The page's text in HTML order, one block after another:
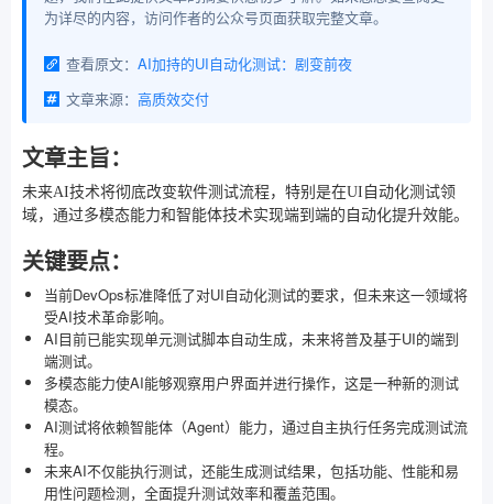
为详尽的内容，访问作者的公众号页面获取完整文章。
查看原文： AI加持的UI自动化测试：剧变前夜
文章来源： 高质效交付
文章主旨：
未来AI技术将彻底改变软件测试流程，特别是在UI自动化测试领
域，通过多模态能力和智能体技术实现端到端的自动化提升效能。
关键要点：
当前DevOps标准降低了对UI自动化测试的要求，但未来这一领域将
受AI技术革命影响。
AI目前已能实现单元测试脚本自动生成，未来将普及基于UI的端到
端测试。
多模态能力使AI能够观察用户界面并进行操作，这是一种新的测试
模态。
AI测试将依赖智能体（Agent）能力，通过自主执行任务完成测试流
程。
未来AI不仅能执行测试，还能生成测试结果，包括功能、性能和易
用性问题检测，全面提升测试效率和覆盖范围。